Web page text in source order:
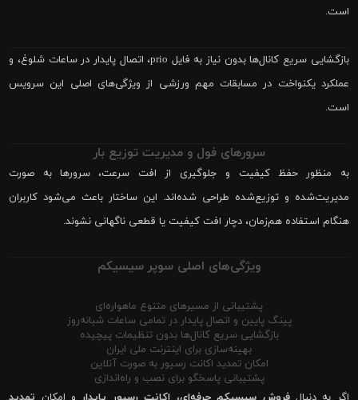
است.
بازگشایی سریع کانال‌ها بدون نیاز به فایل prio، اتصال پایدار در ساعات شلوغ، و
عملکرد یکنواخت در مسابقات مهم ورزشی از ویژگی‌های اصلی این سرویس
است.
سرورهای فول و مدیریت توزیع بار
به منظور حفظ کیفیت و جلوگیری از افت سرعت، سرورها به صورت
مدیریت‌شده و توزیع‌شده طراحی شده‌اند. این ساختار باعث می‌شود کاربران
هنگام استفاده هم‌زمان، دچار افت کیفیت یا قطعی ناگهانی نشوند.
ویژگی‌های اصلی سوپر سیسیکم
پشتیبانی از مسیرهای متنوع ماهواره‌ای
پینگ پایین و اتصال پایدار در تمامی ساعات شبانه‌روز
بازگشایی سریع کانال‌ها بدون تنظیمات پیچیده
بهینه‌سازی برای اینترنت ملی ایران
امکان تمدید اکانت رسیور به صورت آنلاین
پشتیبانی پاسخگو برای نصب و راه‌اندازی